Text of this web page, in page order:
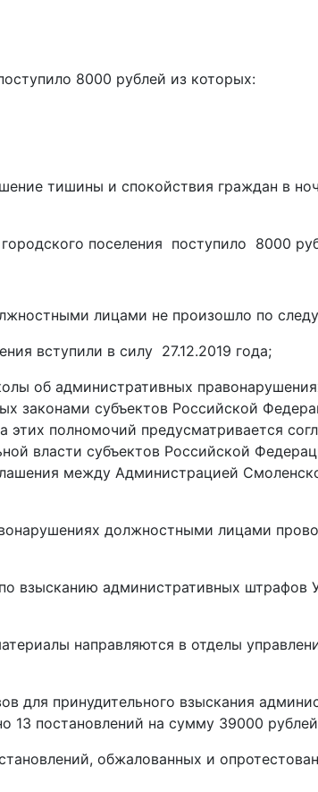
8000 рублей из которых:
тишины и спокойствия граждан в
поселения поступило 8000
лицами не произошло по
вступили в силу 27.12.2019 года;
об административных
законами субъектов Российской
этих полномочий предусматривается
власти субъектов Российской
между Администрацией
должностными лицами
взысканию административных
направляются в отделы
для принудительного взыскания
13 постановлений на сумму 39000
обжалованных и